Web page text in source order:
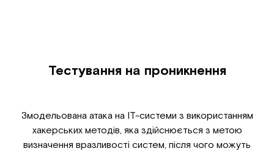
Тестування на проникнення
Змодельована атака на ІТ-системи з використанням
хакерських методів, яка здійснюється з метою
визначення вразливості систем, після чого можуть